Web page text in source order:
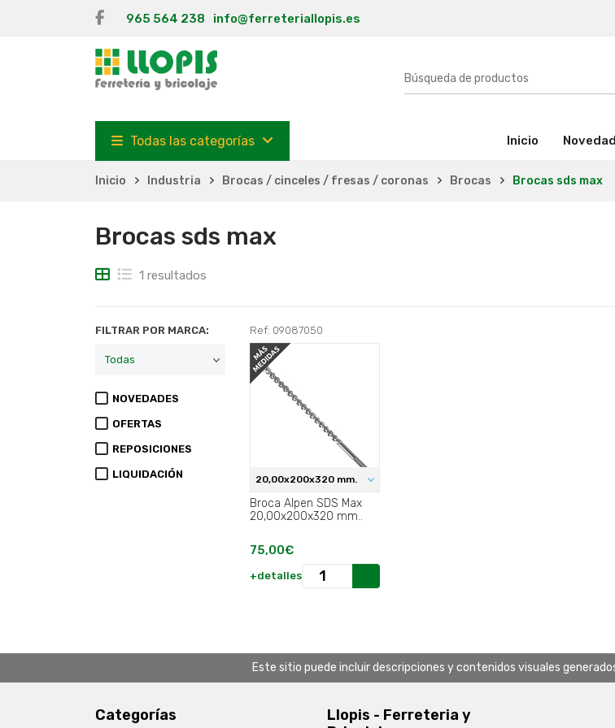
965 564 238 info@ferreteriallopis.es
Todas las categorías Inicio (activo)
Inicio Industria Brocas / cinceles / fresas / coronas Brocas Brocas sds max
Brocas sds max
1 resultados
FILTRAR POR MARCA:
NOVEDADES
OFERTAS
REPOSICIONES
LIQUIDACIÓN
Ref: 09087050
20,00x200x320 mm.
Broca Alpen SDS Max
20,00x200x320 mm..
75,00€
+detalles
Este sitio puede incluir descripciones y contenidos visuales
Categorías
Llopis - Ferreteria y